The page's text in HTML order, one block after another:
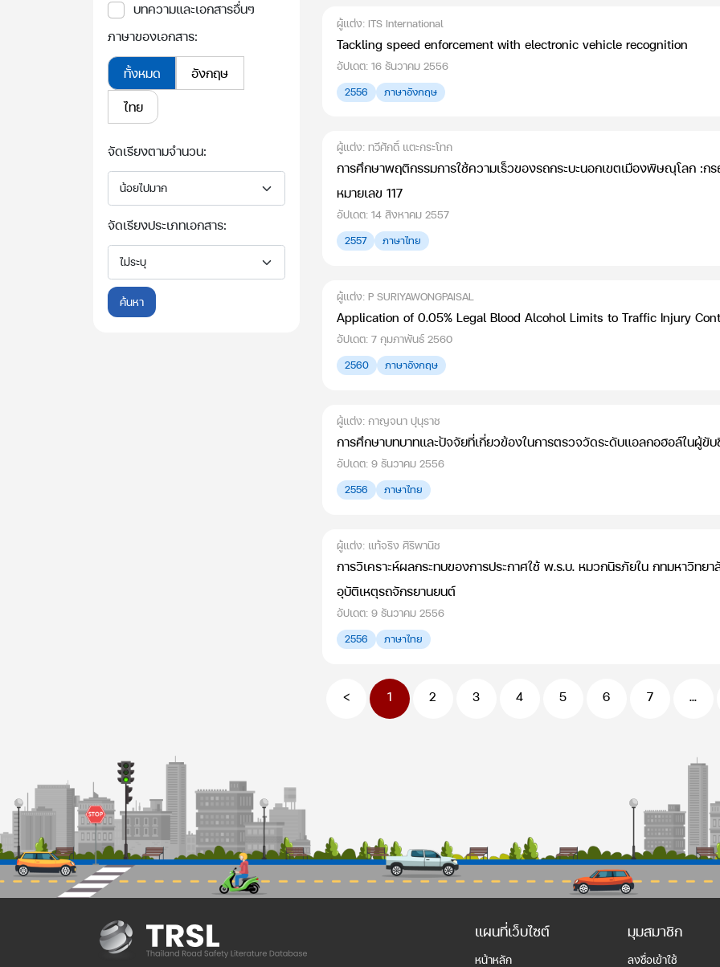
บทความและเอกสารอื่นๆ
ภาษาของเอกสาร:
ทั้งหมด อังกฤษ
ไทย
จัดเรียงตามจำนวน:
จัดเรียงประเภทเอกสาร:
ค้นหา
ผู้แต่ง: ITS International
Tackling speed enforcement with electronic vehicle recognition
อัปเดต: 16 ธันวาคม 2556
2556 ภาษาอังกฤษ
ผู้แต่ง: ทวีศักดิ์ แตะกระโทก
การศึกษาพฤติกรรมการใช้ความเร็วของรถกระบะนอกเขตเมืองพิษณุโลก :
หมายเลข 117
อัปเดต: 14 สิงหาคม 2557
2557 ภาษาไทย
ผู้แต่ง: P SURIYAWONGPAISAL
Application of 0.05% Legal Blood Alcohol Limits to Traffic Injury
อัปเดต: 7 กุมภาพันธ์ 2560
2560 ภาษาอังกฤษ
ผู้แต่ง: กาญจนา ปุนุราช
การศึกษาบทบาทและปัจจัยที่เกี่ยวข้องในการตรวจวัดระดับแอลกอฮอล์ในผู้ขั
อัปเดต: 9 ธันวาคม 2556
2556 ภาษาไทย
ผู้แต่ง: แท้จริง ศิริพานิช
การวิเคราะห์ผลกระทบของการประกาศใช้ พ.ร.บ. หมวกนิรภัยใน กทมหาวิทย
อุบัติเหตุรถจักรยานยนต์
อัปเดต: 9 ธันวาคม 2556
2556 ภาษาไทย
< 1 2 3 4 5 6 7 ...
แผนที่เว็บไซต์
หน้าหลัก
มุมสมาชิก
ลงชื่อเข้าใช้